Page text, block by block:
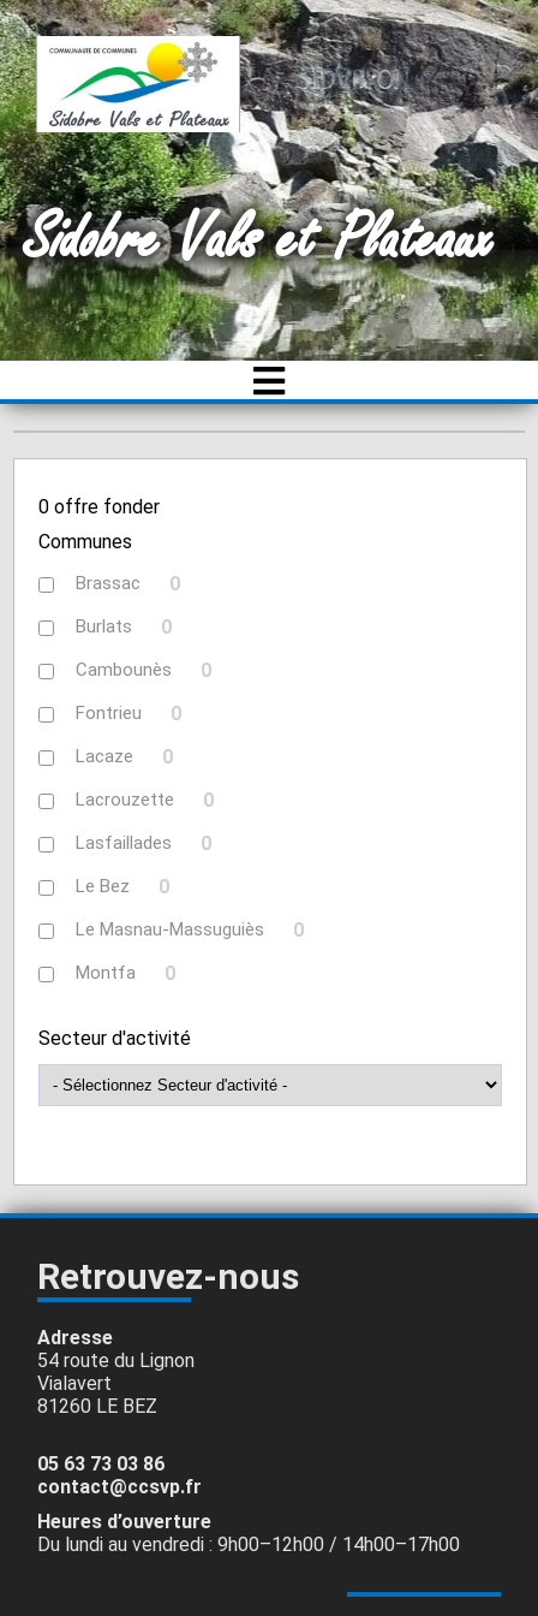
Sidobre Vals et Plateaux
0 offre fonder
Communes
Brassac 0
Burlats 0
Cambounès 0
Fontrieu 0
Lacaze 0
Lacrouzette 0
Lasfaillades 0
Le Bez 0
Le Masnau-Massuguiès 0
Montfa 0
Saint-Germier 0
Saint-Jean de Vals 0
Saint-Salvy de la Balme 0
Secteur d'activité
Retrouvez-nous
Adresse
54 route du Lignon
Vialavert
81260 LE BEZ
05 63 73 03 86
contact@ccsvp.fr
Heures d’ouverture
Du lundi au vendredi : 9h00–12h00 / 14h00–17h00